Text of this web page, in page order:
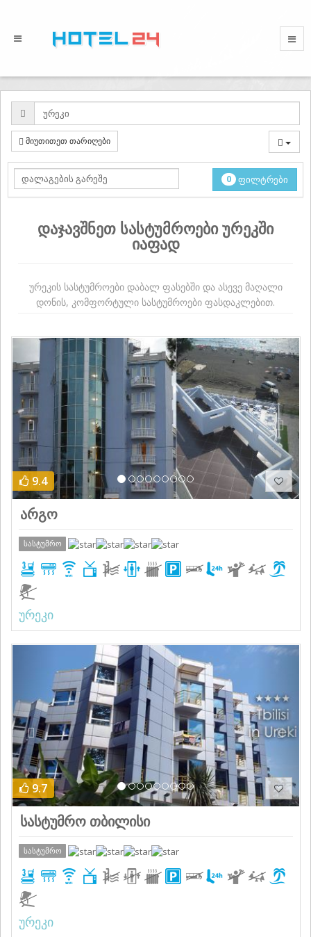
მიუთითეთ თარიღები
0 ფილტრები
დაჯავშნეთ სასტუმროები ურეკში
იაფად
ურეკის სასტუმროები დაბალ ფასებში და ასევე მაღალი
დონის, კომფორტული სასტუმროები ფასდაკლებით.
Previous Next
9.4
არგო
სასტუმრო
ურეკი
Next
9.7
სასტუმრო თბილისი
სასტუმრო
ურეკი